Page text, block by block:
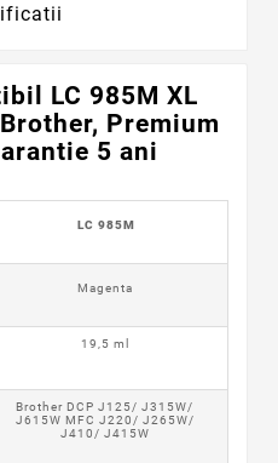
LC 985M XL
Premium
5 ani
LC 985M
Magenta
19,5 ml
Brother DCP J125/ J315W/
J615W MFC J220/ J265W/
J410/ J415W